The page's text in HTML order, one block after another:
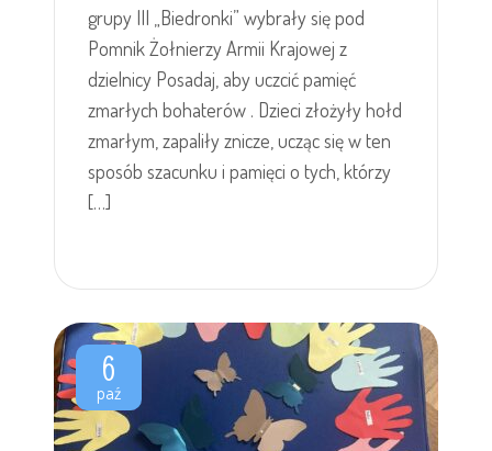
grupy III „Biedronki” wybrały się pod
Pomnik Żołnierzy Armii Krajowej z
dzielnicy Posadaj, aby uczcić pamięć
zmarłych bohaterów . Dzieci złożyły hołd
zmarłym, zapaliły znicze, ucząc się w ten
sposób szacunku i pamięci o tych, którzy
[…]
6
paź